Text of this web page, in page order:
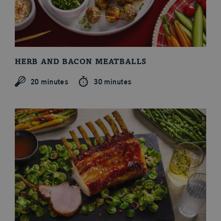
Articles
HERB AND BACON MEATBALLS
20 minutes 30 minutes